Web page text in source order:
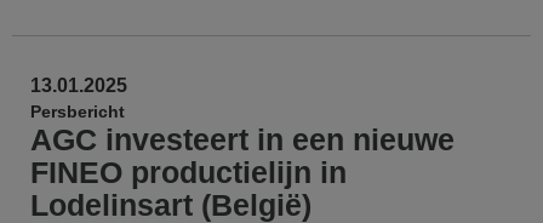
13.01.2025
Persbericht
AGC investeert in een nieuwe
FINEO productielijn in
Lodelinsart (België)